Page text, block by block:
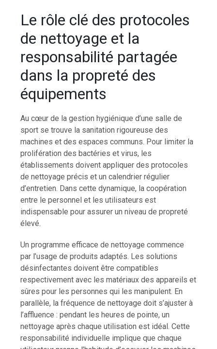
Le rôle clé des protocoles
de nettoyage et la
responsabilité partagée
dans la propreté des
équipements
Au cœur de la gestion hygiénique d’une salle de
sport se trouve la sanitation rigoureuse des
machines et des espaces communs. Pour limiter la
prolifération des bactéries et virus, les
établissements doivent appliquer des protocoles
de nettoyage précis et un calendrier régulier
d’entretien. Dans cette dynamique, la coopération
entre le personnel et les utilisateurs est
indispensable pour assurer un niveau de propreté
élevé.
Un programme efficace de nettoyage commence
par l’usage de produits adaptés. Les solutions
désinfectantes doivent être compatibles
respectivement avec les matériaux des appareils et
sûres pour les personnes qui les manipulent. En
parallèle, la fréquence de nettoyage doit s’ajuster à
l’affluence : pendant les heures de pointe, un
nettoyage après chaque utilisation est idéal. Cette
responsabilité individuelle implique que chaque